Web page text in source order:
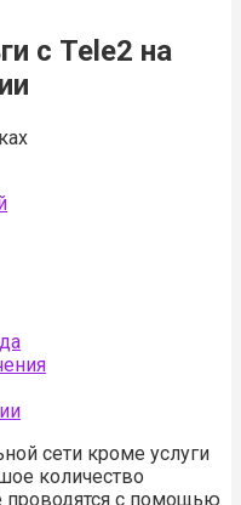
с Tele2 на
сети кроме услуги
количество
с помощью